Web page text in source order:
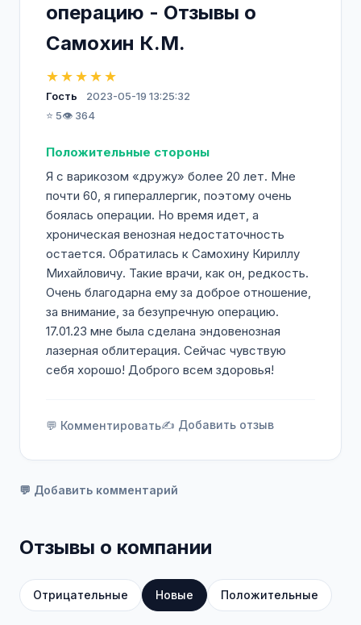
операцию - Отзывы о
Самохин К.М.
★★★★★
Гость
2023-05-19 13:25:32
⭐ 5👁️ 364
Положительные стороны
Я с варикозом «дружу» более 20 лет. Мне
почти 60, я гипераллергик, поэтому очень
боялась операции. Но время идет, а
хроническая венозная недостаточность
остается. Обратилась к Самохину Кириллу
Михайловичу. Такие врачи, как он, редкость.
Очень благодарна ему за доброе отношение,
за внимание, за безупречную операцию.
17.01.23 мне была сделана эндовенозная
лазерная облитерация. Сейчас чувствую
себя хорошо! Доброго всем здоровья!
💬 Комментировать✍️ Добавить отзыв
💬 Добавить комментарий
Отзывы о компании
Отрицательные Новые Положительные